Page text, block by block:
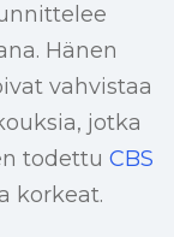
Hänen
vahvistaa
jotka
todettu CBS
korkeat.